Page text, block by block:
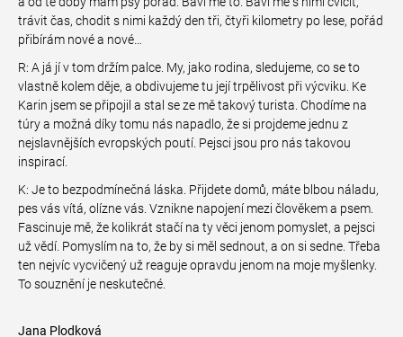
trávit čas, chodit s nimi každý den tři, čtyři kilometry po lese, pořád
přibírám nové a nové…
R: A já jí v tom držím palce. My, jako rodina, sledujeme, co se to
vlastně kolem děje, a obdivujeme tu její trpělivost při výcviku. Ke
Karin jsem se připojil a stal se ze mě takový turista. Chodíme na
túry a možná díky tomu nás napadlo, že si projdeme jednu z
nejslavnějších evropských poutí. Pejsci jsou pro nás takovou
inspirací.
K: Je to bezpodmínečná láska. Přijdete domů, máte blbou náladu,
pes vás vítá, olízne vás. Vznikne napojení mezi člověkem a psem.
Fascinuje mě, že kolikrát stačí na ty věci jenom pomyslet, a pejsci
už vědí. Pomyslím na to, že by si měl sednout, a on si sedne. Třeba
ten nejvíc vycvičený už reaguje opravdu jenom na moje myšlenky.
To souznění je neskutečné.
Jana Plodková